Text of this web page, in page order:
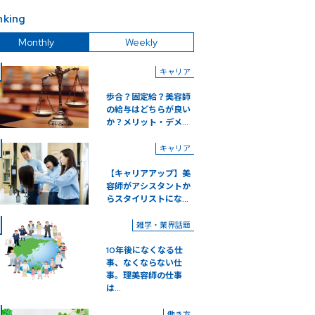
Monthly Weekly
キャリア
歩合？固定給？美容師
の給与はどちらが良い
か？メリット・デメ...
キャリア
【キャリアアップ】美
容師がアシスタントか
らスタイリストにな...
雑学・業界話題
10年後になくなる仕
事、なくならない仕
事。理美容師の仕事
は...